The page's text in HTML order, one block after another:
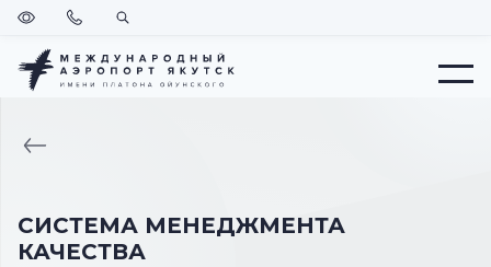
Меню
Версия
слабовидящих
ПозвонитьПоиск
ВЕРНУТЬСЯ
СИСТЕМА МЕНЕДЖМЕНТА
КАЧЕСТВА